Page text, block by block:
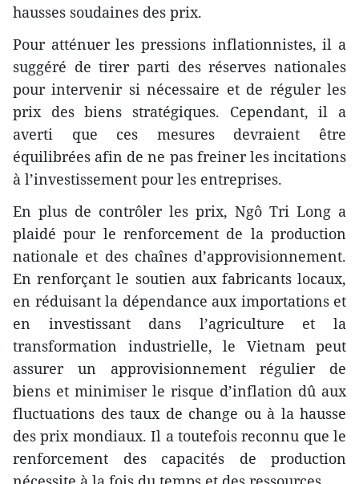
hausses soudaines des prix.
Pour atténuer les pressions inflationnistes, il a
suggéré de tirer parti des réserves nationales
pour intervenir si nécessaire et de réguler les
prix des biens stratégiques. Cependant, il a
averti que ces mesures devraient être
équilibrées afin de ne pas freiner les incitations
à l’investissement pour les entreprises.
En plus de contrôler les prix, Ngô Tri Long a
plaidé pour le renforcement de la production
nationale et des chaînes d’approvisionnement.
En renforçant le soutien aux fabricants locaux,
en réduisant la dépendance aux importations et
en investissant dans l’agriculture et la
transformation industrielle, le Vietnam peut
assurer un approvisionnement régulier de
biens et minimiser le risque d’inflation dû aux
fluctuations des taux de change ou à la hausse
des prix mondiaux. Il a toutefois reconnu que le
renforcement des capacités de production